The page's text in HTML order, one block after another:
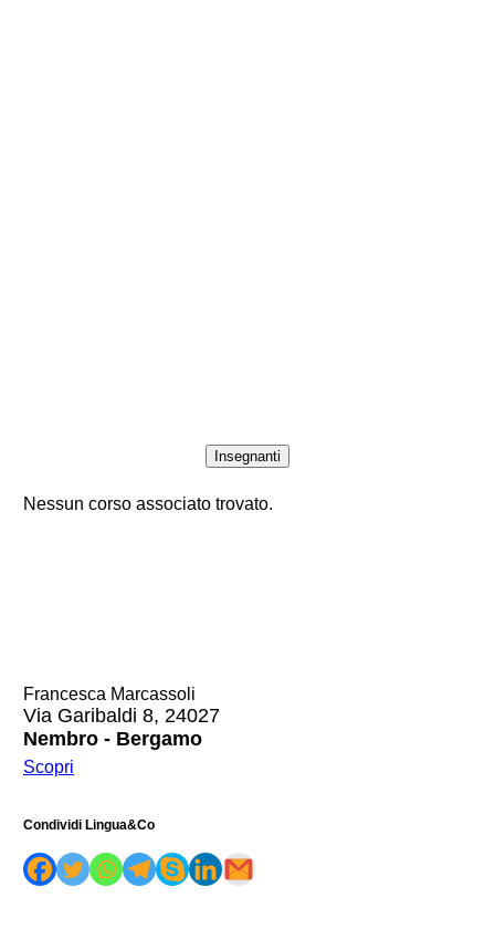
Insegnanti
Nessun corso associato trovato.
Francesca Marcassoli
Via Garibaldi 8, 24027
Nembro - Bergamo
Scopri
Condividi Lingua&Co